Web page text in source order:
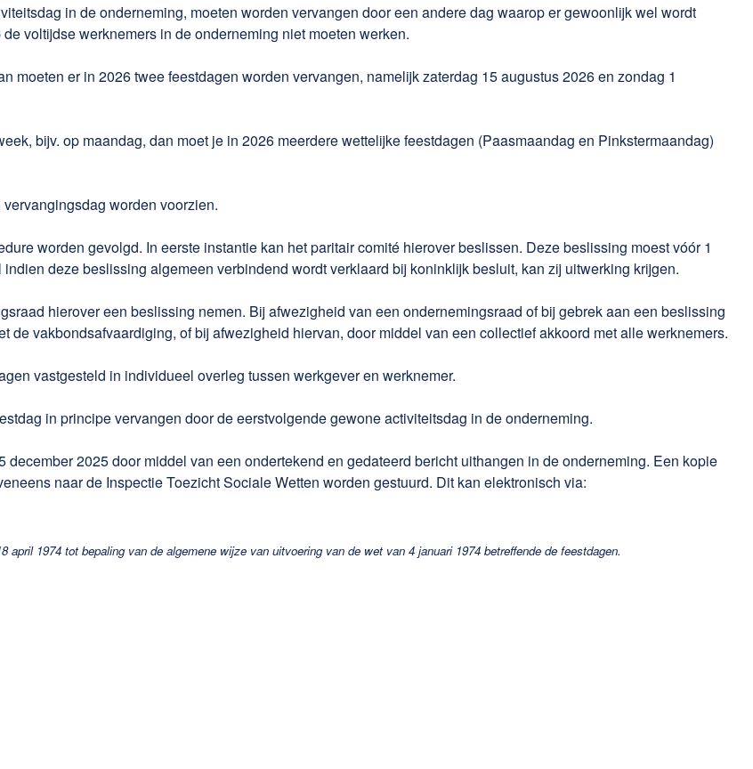
in de onderneming, moeten worden vervangen door een andere dag waarop er gewoonlijk wel wordt
voltijdse werknemers in de onderneming niet moeten werken.
moeten er in 2026 twee feestdagen worden vervangen, namelijk zaterdag 15 augustus 2026 en zondag 1
bijv. op maandag, dan moet je in 2026 meerdere wettelijke feestdagen (Paasmaandag en Pinkstermaandag)
worden voorzien.
worden gevolgd. In eerste instantie kan het paritair comité hierover beslissen. Deze beslissing moest vóór 1
deze beslissing algemeen verbindend wordt verklaard bij koninklijk besluit, kan zij uitwerking krijgen.
hierover een beslissing nemen. Bij afwezigheid van een ondernemingsraad of bij gebrek aan een beslissing
vakbondsafvaardiging, of bij afwezigheid hiervan, door middel van een collectief akkoord met alle werknemers.
vastgesteld in individueel overleg tussen werkgever en werknemer.
in principe vervangen door de eerstvolgende gewone activiteitsdag in de onderneming.
2025 door middel van een ondertekend en gedateerd bericht uithangen in de onderneming. Een kopie
naar de Inspectie Toezicht Sociale Wetten worden gestuurd. Dit kan elektronisch via:
1974 tot bepaling van de algemene wijze van uitvoering van de wet van 4 januari 1974 betreffende de feestdagen.